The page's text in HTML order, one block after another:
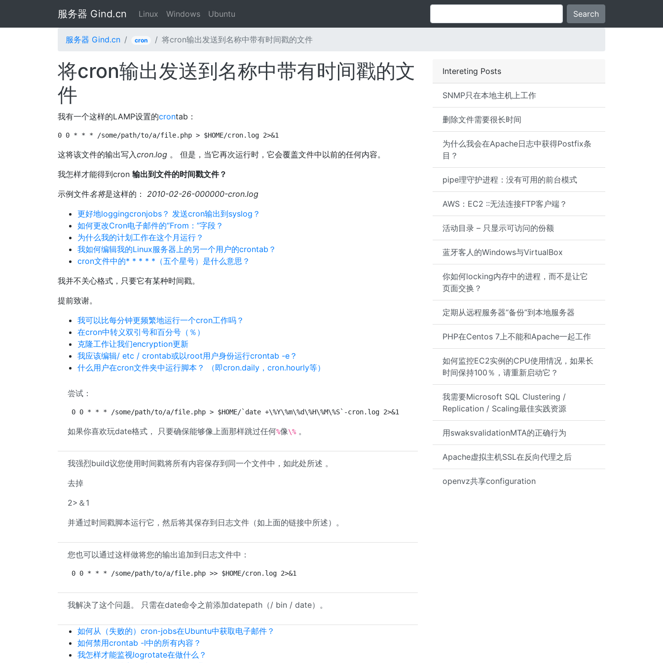
服务器 Gind.cn Linux Windows Ubuntu Search
服务器 Gind.cn cron 将cron输出发送到名称中带有时间戳的文件
Intereting Posts
SNMP只在本地主机上工作
删除文件需要很长时间
为什么我会在Apache日志中获得Postfix条
目？
pipe理守护进程：没有可用的前台模式
AWS：EC2 ::无法连接FTP客户端？
活动目录 – 只显示可访问的份额
蓝牙客人的Windows与VirtualBox
你如何locking内存中的进程，而不是让它
页面交换？
定期从远程服务器“备份”到本地服务器
PHP在Centos 7上不能和Apache一起工作
如何监控EC2实例的CPU使用情况，如果长
时间保持100％，请重新启动它？
我需要Microsoft SQL Clustering /
Replication / Scaling最佳实践资源
用swaksvalidationMTA的正确行为
Apache虚拟主机SSL在反向代理之后
openvz共享configuration
将cron输出发送到名称中带有时间戳的文
件
我有一个这样的LAMP设置的crontab：
0 0 * * * /some/path/to/a/file.php > $HOME/cron.log 2>&1
这将该文件的输出写入cron.log 。 但是，当它再次运行时，它会覆盖文件中以前的任何内容。
我怎样才能得到cron 输出到文件的时间戳文件？
示例文件名将是这样的： 2010-02-26-000000-cron.log
更好地loggingcronjobs？ 发送cron输出到syslog？
如何更改Cron电子邮件的“From：”字段？
为什么我的计划工作在这个月运行？
我如何编辑我的Linux服务器上的另一个用户的crontab？
cron文件中的* * * * *（五个星号）是什么意思？
我并不关心格式，只要它有某种时间戳。
提前致谢。
我可以比每分钟更频繁地运行一个cron工作吗？
在cron中转义双引号和百分号（％）
克隆工作让我们encryption更新
我应该编辑/ etc / crontab或以root用户身份运行crontab -e？
什么用户在cron文件夹中运行脚本？ （即cron.daily，cron.hourly等）
尝试：
0 0 * * * /some/path/to/a/file.php > $HOME/`date +\%Y\%m\%d\%H\%M\%S`-cron.log 2>&1
如果你喜欢玩date格式， 只要确保能够像上面那样跳过任何%像\% 。
我强烈build议您使用时间戳将所有内容保存到同一个文件中，如此处所述 。
去掉
2>＆1
并通过时间戳脚本运行它，然后将其保存到日志文件（如上面的链接中所述）。
您也可以通过这样做将您的输出追加到日志文件中：
0 0 * * * /some/path/to/a/file.php >> $HOME/cron.log 2>&1
我解决了这个问题。 只需在date命令之前添加datepath（/ bin / date）。
如何从（失败的）cron-jobs在Ubuntu中获取电子邮件？
如何禁用crontab -l中的所有内容？
我怎样才能监视logrotate在做什么？